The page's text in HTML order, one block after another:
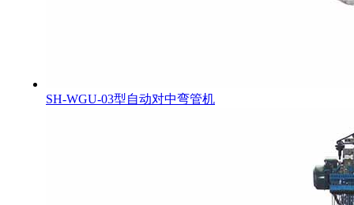
SH-WGU-03型自动对中弯管机